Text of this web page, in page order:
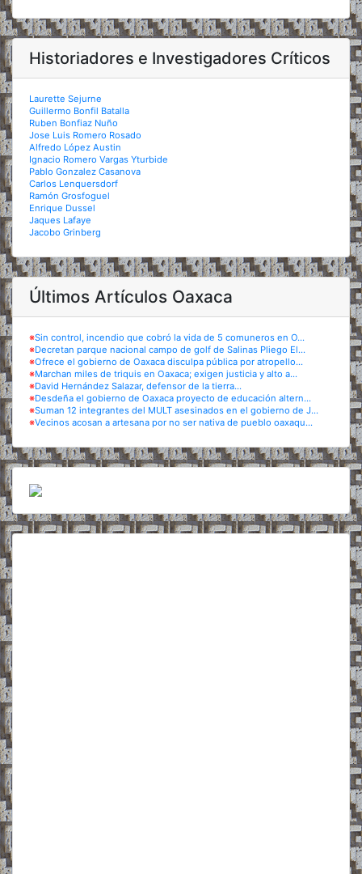
Historiadores e Investigadores Críticos
Laurette Sejurne
Guillermo Bonfil Batalla
Ruben Bonfiaz Nuño
Jose Luis Romero Rosado
Alfredo López Austin
Ignacio Romero Vargas Yturbide
Pablo Gonzalez Casanova
Carlos Lenquersdorf
Ramón Grosfoguel
Enrique Dussel
Jaques Lafaye
Jacobo Grinberg
Últimos Artículos Oaxaca
※Sin control, incendio que cobró la vida de 5 comuneros en O...
※Decretan parque nacional campo de golf de Salinas Pliego El...
※Ofrece el gobierno de Oaxaca disculpa pública por atropello...
※Marchan miles de triquis en Oaxaca; exigen justicia y alto a...
※David Hernández Salazar, defensor de la tierra...
※Desdeña el gobierno de Oaxaca proyecto de educación altern...
※Suman 12 integrantes del MULT asesinados en el gobierno de J...
※Vecinos acosan a artesana por no ser nativa de pueblo oaxaqu...